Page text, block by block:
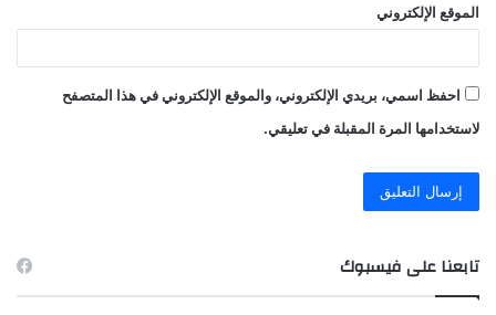
الموقع الإلكتروني
احفظ اسمي، بريدي الإلكتروني، والموقع الإلكتروني في هذا المتصفح
لاستخدامها المرة المقبلة في تعليقي.
تابعنا على فيسبوك